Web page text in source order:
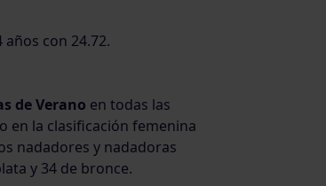
con 24.72.
de Verano en todas las
en la clasificación femenina
nadadores y nadadoras
y 34 de bronce.